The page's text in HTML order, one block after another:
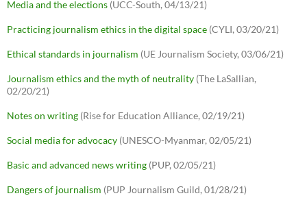
Media and the elections (UCC-South, 04/13/21)
Practicing journalism ethics in the digital space (CYLI, 03/20/21)
Ethical standards in journalism (UE Journalism Society, 03/06/21)
Journalism ethics and the myth of neutrality (The LaSallian,
02/20/21)
Notes on writing (Rise for Education Alliance, 02/19/21)
Social media for advocacy (UNESCO-Myanmar, 02/05/21)
Basic and advanced news writing (PUP, 02/05/21)
Dangers of journalism (PUP Journalism Guild, 01/28/21)